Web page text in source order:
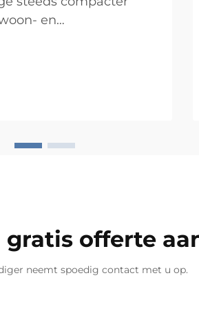
en
optimaal te benutten
om efficiëntie
gratis offerte
neemt spoedig contact met u op.